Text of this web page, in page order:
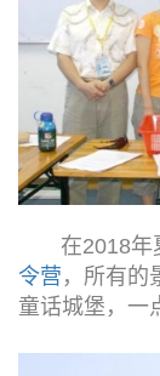
在2018年夏
令营 ，所有的
童话城堡，一